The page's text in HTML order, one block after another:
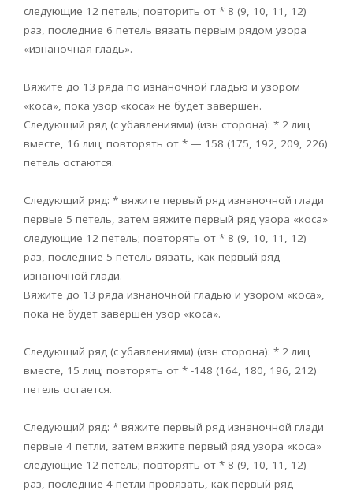
следующие 12 петель; повторить от * 8 (9, 10, 11, 12)
раз, последние 6 петель вязать первым рядом узора
«изнаночная гладь».
Вяжите до 13 ряда по изнаночной гладью и узором
«коса», пока узор «коса» не будет завершен.
Следующий ряд (с убавлениями) (изн сторона): * 2 лиц
вместе, 16 лиц; повторять от * — 158 (175, 192, 209, 226)
петель остаются.
Следующий ряд: * вяжите первый ряд изнаночной глади
первые 5 петель, затем вяжите первый ряд узора «коса»
следующие 12 петель; повторять от * 8 (9, 10, 11, 12)
раз, последние 5 петель вязать, как первый ряд
изнаночной глади.
Вяжите до 13 ряда изнаночной гладью и узором «коса»,
пока не будет завершен узор «коса».
Следующий ряд (с убавлениями) (изн сторона): * 2 лиц
вместе, 15 лиц; повторять от * -148 (164, 180, 196, 212)
петель остается.
Следующий ряд: * вяжите первый ряд изнаночной глади
первые 4 петли, затем вяжите первый ряд узора «коса»
следующие 12 петель; повторять от * 8 (9, 10, 11, 12)
раз, последние 4 петли провязать, как первый ряд